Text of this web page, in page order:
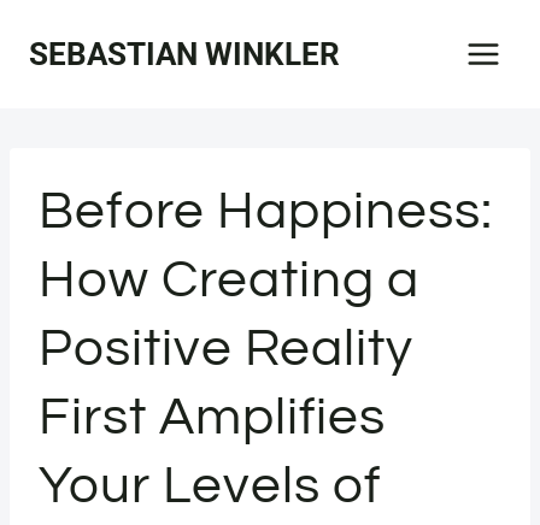
InhaltSEBASTIAN WINKLER
Before Happiness:
How Creating a
Positive Reality
First Amplifies
Your Levels of